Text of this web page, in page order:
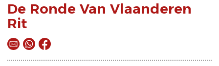
De Ronde Van Vlaanderen
Rit